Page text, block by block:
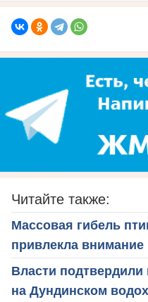
Читайте также:
Массовая гибель
привлекла
Власти
на Дундинском